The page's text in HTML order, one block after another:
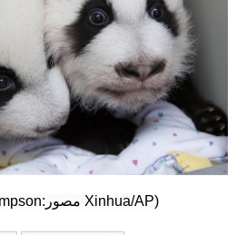
الصور
(Xinhua/AP مصور:Adam K. Thompson)